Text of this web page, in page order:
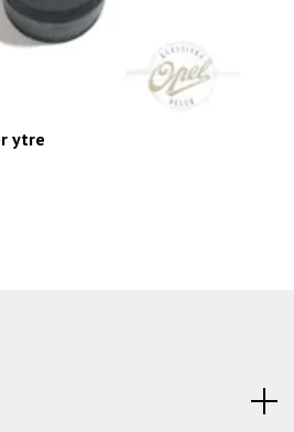
ytre